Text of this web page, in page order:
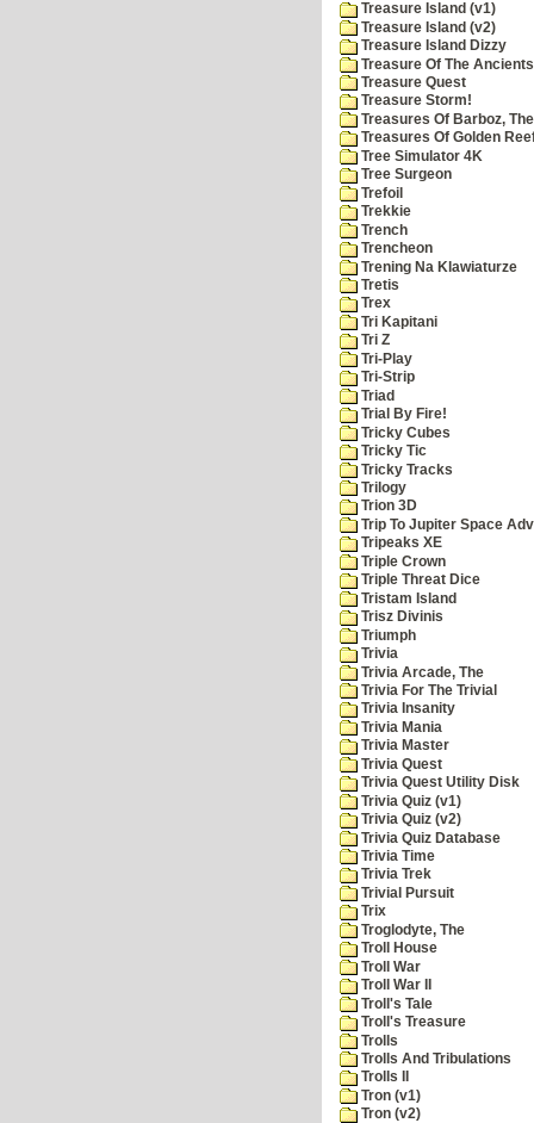
Treasure Island (v1)
Treasure Island (v2)
Treasure Island Dizzy
Treasure Of The Ancients
Treasure Quest
Treasure Storm!
Treasures Of Barboz, The
Treasures Of Golden
Tree Simulator 4K
Tree Surgeon
Trefoil
Trekkie
Trench
Trencheon
Trening Na Klawiaturze
Tretis
Trex
Tri Kapitani
Tri Z
Tri-Play
Tri-Strip
Triad
Trial By Fire!
Tricky Cubes
Tricky Tic
Tricky Tracks
Trilogy
Trion 3D
Trip To Jupiter Space
Tripeaks XE
Triple Crown
Triple Threat Dice
Tristam Island
Trisz Divinis
Triumph
Trivia
Trivia Arcade, The
Trivia For The Trivial
Trivia Insanity
Trivia Mania
Trivia Master
Trivia Quest
Trivia Quest Utility Disk
Trivia Quiz (v1)
Trivia Quiz (v2)
Trivia Quiz Database
Trivia Time
Trivia Trek
Trivial Pursuit
Trix
Troglodyte, The
Troll House
Troll War
Troll War II
Troll's Tale
Troll's Treasure
Trolls
Trolls And Tribulations
Trolls II
Tron (v1)
Tron (v2)